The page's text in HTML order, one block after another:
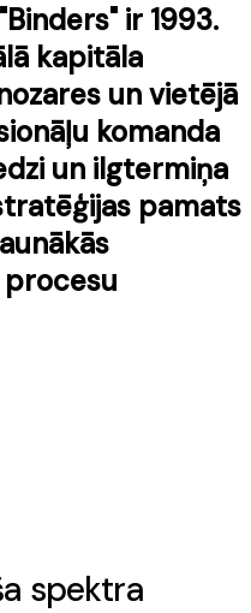
ir 1993.
kapitāla
un vietējā
komanda
un ilgtermiņa
pamats
spektra